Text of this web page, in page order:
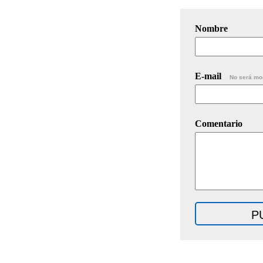
Nombre
E-mail No será
Comentario